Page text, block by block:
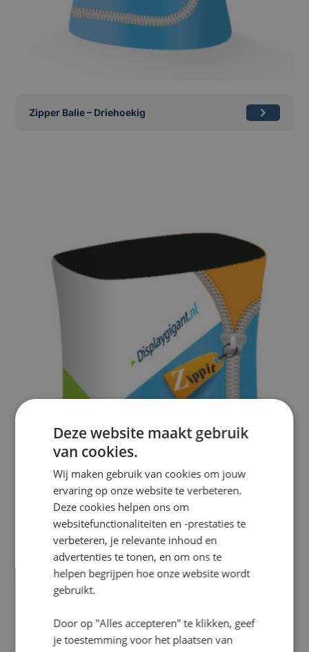
Zipper Balie – Driehoekig
Zipper Balie – Rechthoekig
Deze website maakt gebruik
van cookies.
Wij maken gebruik van cookies om jouw
ervaring op onze website te verbeteren.
Deze cookies helpen ons om
websitefunctionaliteiten en -prestaties te
verbeteren, je relevante inhoud en
advertenties te tonen, en om ons te
helpen begrijpen hoe onze website wordt
gebruikt.
Door op "Alles accepteren" te klikken, geef
je toestemming voor het plaatsen van